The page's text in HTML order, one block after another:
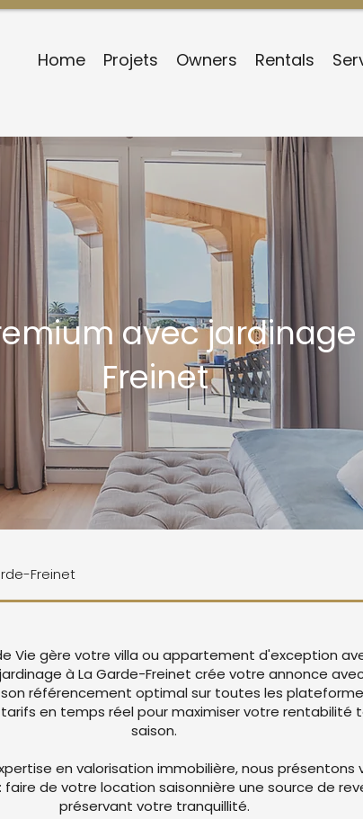
Home Projets Owners Rentals
avec
Freinet
Freinet
Vie gère votre villa ou appartement d'exception
à La Garde-Freinet crée votre annonce
référencement optimal sur toutes les
en temps réel pour maximiser votre rentabilité
saison.
en valorisation immobilière, nous présentons
faire de votre location saisonnière une source de
préservant votre tranquillité.